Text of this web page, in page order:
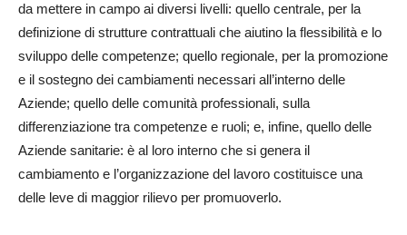
da mettere in campo ai diversi livelli: quello centrale, per la
definizione di strutture contrattuali che aiutino la flessibilità e lo
sviluppo delle competenze; quello regionale, per la promozione
e il sostegno dei cambiamenti necessari all’interno delle
Aziende; quello delle comunità professionali, sulla
differenziazione tra competenze e ruoli; e, infine, quello delle
Aziende sanitarie: è al loro interno che si genera il
cambiamento e l’organizzazione del lavoro costituisce una
delle leve di maggior rilievo per promuoverlo.